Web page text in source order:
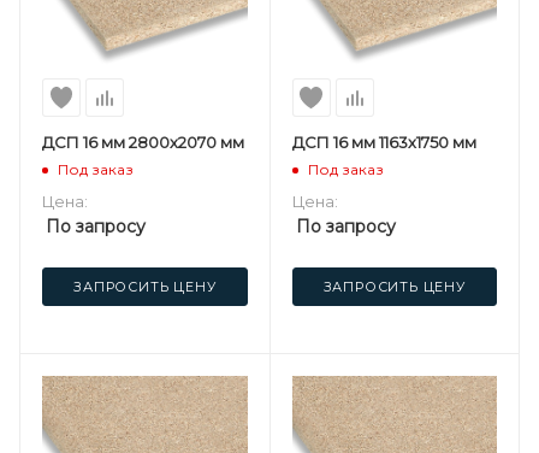
ДСП 16 мм 2800х2070 мм
Под заказ
Цена:
По запросу
ЗАПРОСИТЬ ЦЕНУ
ДСП 16 мм 1163х1750 мм
Под заказ
Цена:
По запросу
ЗАПРОСИТЬ ЦЕНУ